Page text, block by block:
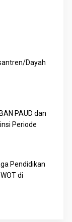
Dayah
PAUD dan
Periode
Pendidikan
di